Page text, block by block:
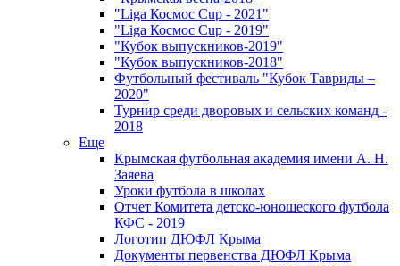
"Liga Космос Cup - 2021"
"Liga Космос Cup - 2019"
"Кубок выпускников-2019"
"Кубок выпускников-2018"
Футбольный фестиваль "Кубок Тавриды –
2020"
Турнир среди дворовых и сельских команд -
2018
Еще
Крымская футбольная академия имени А. Н.
Заяева
Уроки футбола в школах
Отчет Комитета детско-юношеского футбола
КФС - 2019
Логотип ДЮФЛ Крыма
Документы первенства ДЮФЛ Крыма